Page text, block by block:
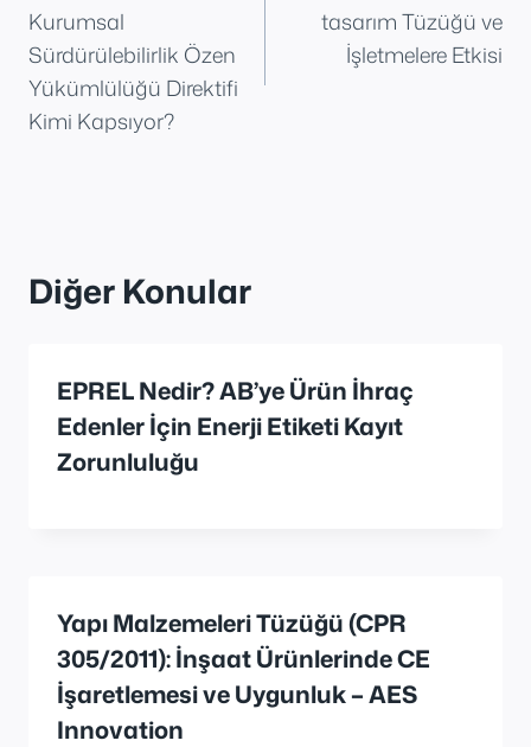
Kurumsal
Sürdürülebilirlik Özen
Yükümlülüğü Direktifi
Kimi Kapsıyor?
tasarım Tüzüğü ve
İşletmelere Etkisi
Diğer Konular
EPREL Nedir? AB’ye Ürün İhraç
Edenler İçin Enerji Etiketi Kayıt
Zorunluluğu
Yapı Malzemeleri Tüzüğü (CPR
305/2011): İnşaat Ürünlerinde CE
İşaretlemesi ve Uygunluk – AES
Innovation